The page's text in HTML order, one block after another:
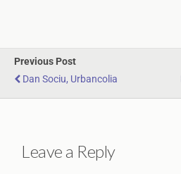
Previous Post
Dan Sociu, Urbancolia
Leave a Reply